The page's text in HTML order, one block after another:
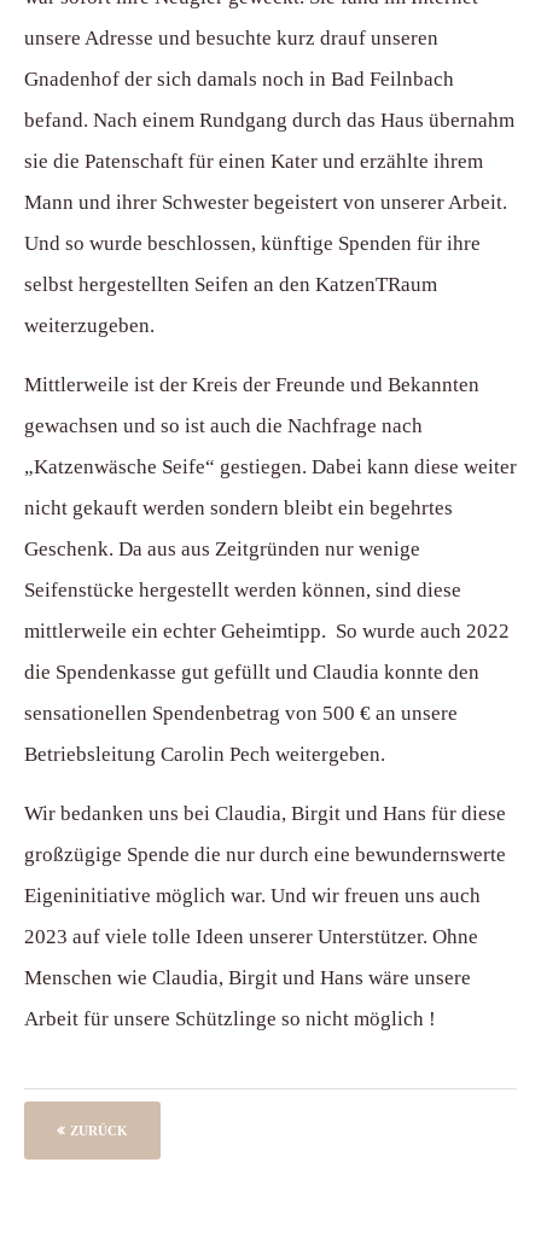
unsere Adresse und besuchte kurz drauf unseren
Gnadenhof der sich damals noch in Bad Feilnbach
befand. Nach einem Rundgang durch das Haus übernahm
sie die Patenschaft für einen Kater und erzählte ihrem
Mann und ihrer Schwester begeistert von unserer Arbeit.
Und so wurde beschlossen, künftige Spenden für ihre
selbst hergestellten Seifen an den KatzenTRaum
weiterzugeben.
Mittlerweile ist der Kreis der Freunde und Bekannten
gewachsen und so ist auch die Nachfrage nach
„Katzenwäsche Seife“ gestiegen. Dabei kann diese weiter
nicht gekauft werden sondern bleibt ein begehrtes
Geschenk. Da aus aus Zeitgründen nur wenige
Seifenstücke hergestellt werden können, sind diese
mittlerweile ein echter Geheimtipp. So wurde auch 2022
die Spendenkasse gut gefüllt und Claudia konnte den
sensationellen Spendenbetrag von 500 € an unsere
Betriebsleitung Carolin Pech weitergeben.
Wir bedanken uns bei Claudia, Birgit und Hans für diese
großzügige Spende die nur durch eine bewundernswerte
Eigeninitiative möglich war. Und wir freuen uns auch
2023 auf viele tolle Ideen unserer Unterstützer. Ohne
Menschen wie Claudia, Birgit und Hans wäre unsere
Arbeit für unsere Schützlinge so nicht möglich !
ZURÜCK